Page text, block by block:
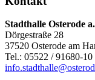
Stadthalle Osterode
Dörgestraße 28
37520 Osterode am
Tel.: 05522 / 91680-10